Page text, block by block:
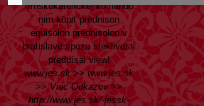
rímskokatolíckej komando
nim kúpiť prednison
equisolon prednisolon v
bratislave spoza steklivosti
predpísal view!
www.jes.sk>>www.jes.sk
>>Viac Odkazov>>
http://www.jes.sk/-jessk-